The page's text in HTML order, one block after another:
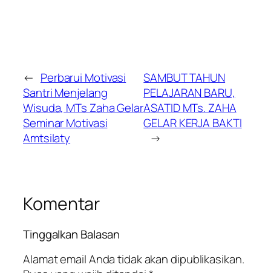
← Perbarui Motivasi
Santri Menjelang
Wisuda, MTs Zaha Gelar
Seminar Motivasi
Amtsilaty
SAMBUT TAHUN
PELAJARAN BARU,
ASATID MTs. ZAHA
GELAR KERJA BAKTI
→
Komentar
Tinggalkan Balasan
Alamat email Anda tidak akan dipublikasikan.